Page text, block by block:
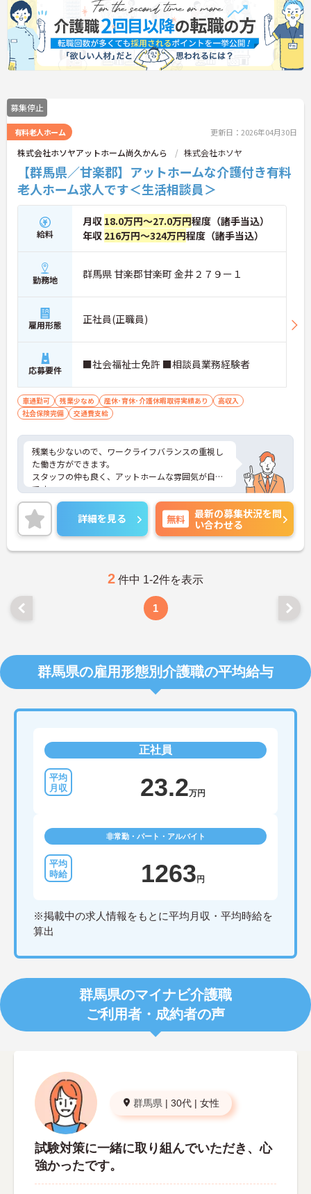
募集停止
有料老人ホーム 更新日：2026年04月30日
株式会社ホソヤアットホーム尚久かんら 株式会社ホソヤ
【群馬県／甘楽郡】アットホームな介護付き有料
老人ホーム求人です＜生活相談員＞
給料
月収 18.0万円～27.0万円程度（諸手当込）
年収 216万円～324万円程度（諸手当込）
勤務地 群馬県 甘楽郡甘楽町 金井２７９ー１
雇用形態 正社員(正職員)
応募要件 ■社会福祉士免許 ■相談員業務経験者
車通勤可 残業少なめ 産休･育休･介護休暇取得実績あり
高収入
社会保険完備
交通費支給
残業も少ないので、ワークライフバランスの重視し
た働き方ができます。
スタッフの仲も良く、アットホームな雰囲気が自慢
です。
ご興味ある方には、面接対策ポイントなど、詳細を
お話しいたしますのでお気軽にご相談ください。
詳細を見る 無料
最新の募集状況を問
い合わせる
2 件中 1-2件を表示
1
群馬県の雇用形態別介護職の平均給与
正社員
23.2万円
非常勤・パート・アルバイト
1263 円
※掲載中の求人情報をもとに平均月収・平均時給を
算出
群馬県のマイナビ介護職
ご利用者・成約者の声
群馬県 | 30代 | 女性
試験対策に一緒に取り組んでいただき、心
強かったです。